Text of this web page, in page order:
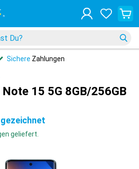
Sichere Zahlungen
15 5G 8GB/256GB
geliefert.